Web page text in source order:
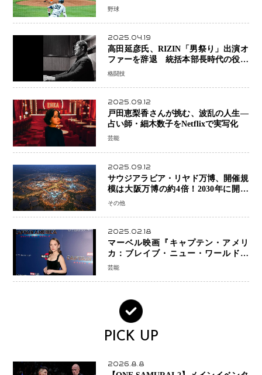
で降板
野球
2025.04.19
高田延彦氏、RIZIN「男祭り」出演オ
ファーを辞退 統括本部長時代の役目
「すでに終えています」と明言
格闘技
2025.09.12
戸田恵梨香さんが挑む、波乱の人生―
占い師・細木数子をNetflixで実写化
芸能
2025.09.12
サウジアラビア・リヤド万博、開催規
模は大阪万博の約4倍！2030年に開幕
予定
その他
2025.02.18
マーベル映画『キャプテン・アメリ
カ：ブレイブ・ニュー・ワールド』
新ブラック・ウィドウ役のシラ・ハー
芸能
PICK UP
2026.8.8